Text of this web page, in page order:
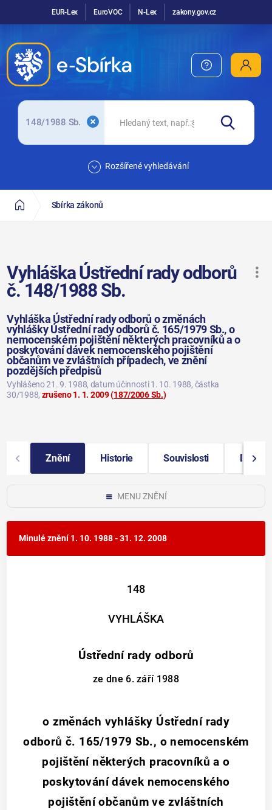
EUR-Lex EuroVOC N-Lex zakony.gov.cz
148/1988 Sb.
Rozšířené vyhledávání
Sbírka zákonů
Vyhláška Ústřední rady odborů
č. 148/1988 Sb.
Vyhláška Ústřední rady odborů o změnách
vyhlášky Ústřední rady odborů č. 165/1979 Sb., o
nemocenském pojištění některých pracovníků a o
poskytování dávek nemocenského pojištění
občanům ve zvláštních případech, ve znění
pozdějších předpisů
Vyhlášeno 21. 9. 1988, datum účinnosti 1. 10. 1988, částka
30/1988, zrušeno 1. 1. 2009(187/2006 Sb.)
Znění Historie Souvislosti Další
MENU ZNĚNÍ
Minulé znění1. 10. 1988 - 31. 12. 2008
148
VYHLÁŠKA
Ústřední rady odborů
ze dne 6. září 1988
o změnách vyhlášky Ústřední rady
odborů č. 165/1979 Sb., o nemocenském
pojištění některých pracovníků a o
poskytování dávek nemocenského
pojištění občanům ve zvláštních